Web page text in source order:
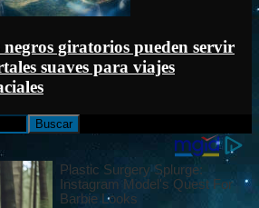
giratorios pueden servir
suaves para viajes